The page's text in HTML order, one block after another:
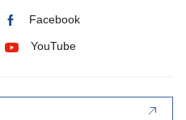
Facebook
YouTube